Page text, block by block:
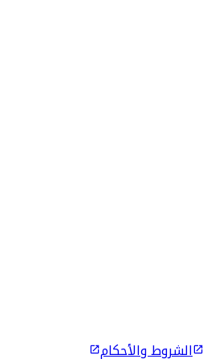
الشروط والأحكام